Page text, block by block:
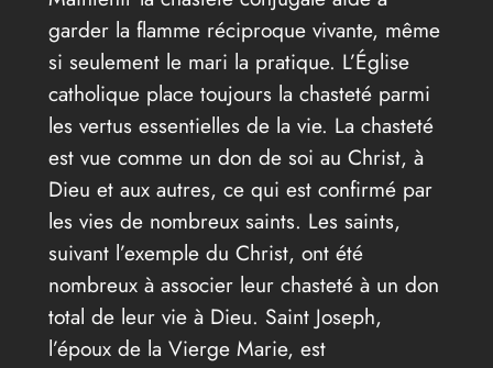
garder la flamme réciproque vivante, même
si seulement le mari la pratique. L’Église
catholique place toujours la chasteté parmi
les vertus essentielles de la vie. La chasteté
est vue comme un don de soi au Christ, à
Dieu et aux autres, ce qui est confirmé par
les vies de nombreux saints. Les saints,
suivant l’exemple du Christ, ont été
nombreux à associer leur chasteté à un don
total de leur vie à Dieu. Saint Joseph,
l’époux de la Vierge Marie, est